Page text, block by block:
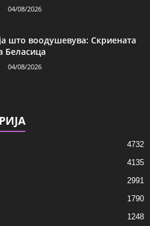
04/08/2026
што воодушевува: Скриената
Беласица
04/08/2026
4732
4135
2991
1790
1248